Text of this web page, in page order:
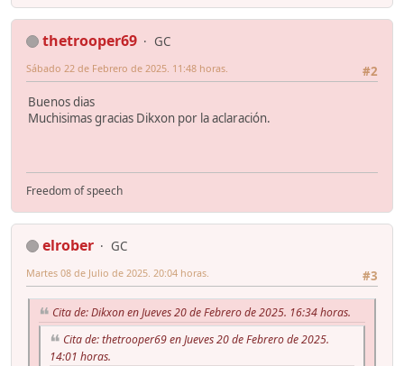
thetrooper69
GC
#2
Sábado 22 de Febrero de 2025. 11:48 horas.
Buenos dias
Muchisimas gracias Dikxon por la aclaración.
Freedom of speech
elrober
GC
#3
Martes 08 de Julio de 2025. 20:04 horas.
Cita de: Dikxon en Jueves 20 de Febrero de 2025. 16:34 horas.
Cita de: thetrooper69 en Jueves 20 de Febrero de 2025.
14:01 horas.